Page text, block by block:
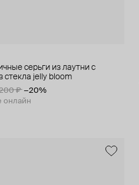
серьги из лаутни с
стекла jelly bloom
₽ −20%
онлайн